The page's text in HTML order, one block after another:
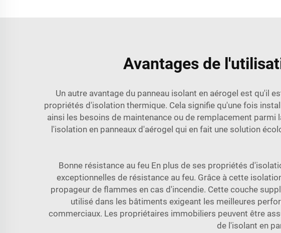
Avantages de
Un autre avantage du panneau isolant en aérogel est qu'il
propriétés d'isolation thermique. Cela signifie qu'une fois
ainsi les besoins de maintenance ou de remplacement
l'isolation en panneaux d'aérogel qui en fait une solution
Bonne résistance au feu En plus de ses propriétés
exceptionnelles de résistance au feu. Grâce à cette
propageur de flammes en cas d'incendie. Cette couche
utilisé dans les bâtiments exigeant les meilleures
commerciaux. Les propriétaires immobiliers peuvent être
de l'isolant en